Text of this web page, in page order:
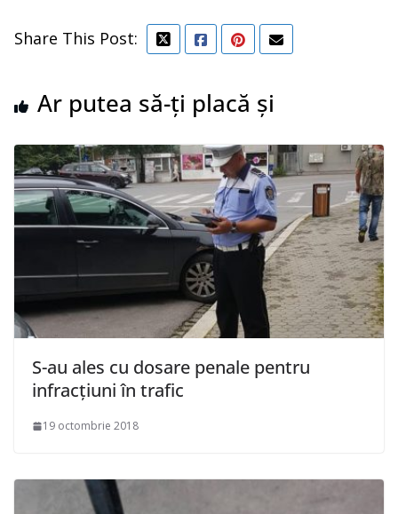
Share This Post:
Ar putea să-ți placă și
S-au ales cu dosare penale pentru
infracțiuni în trafic
19 octombrie 2018